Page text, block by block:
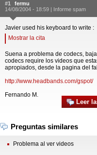
#1
fermu
14/08/2004 - 18:59 | Informe spam
Javier used his keyboard to write :
Mostrar la cita
Suena a problema de codecs,
codecs require los videos que
apropiados, desde la pagina del
http://www.headbands.com/gspot/
Fernando M.
Leer
Preguntas similares
Problema al ver videos